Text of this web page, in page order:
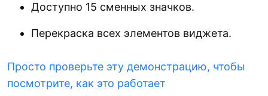
Доступно 15 сменных значков.
Перекраска всех элементов виджета.
Просто проверьте эту демонстрацию, чтобы
посмотрите, как это работает